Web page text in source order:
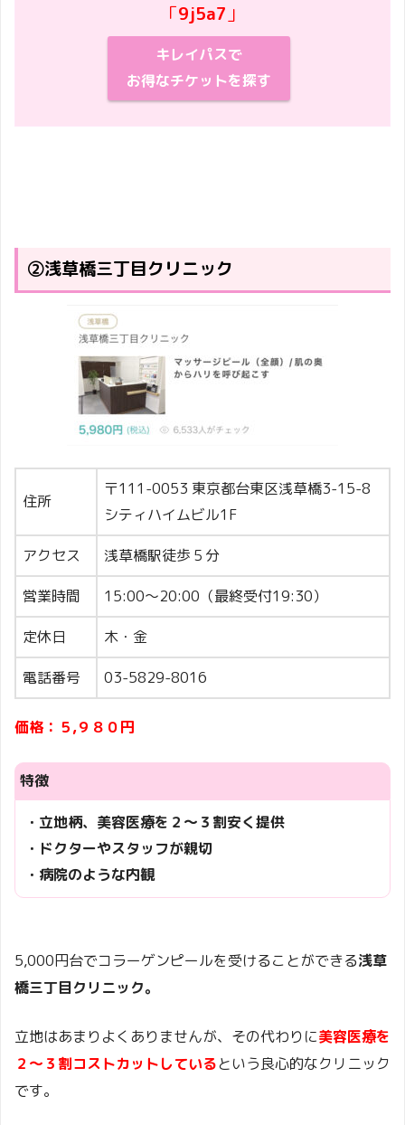
「9j5a7 」
キレイパスで
お得なチケットを探す
②浅草橋三丁目クリニック
住所
〒111-0053 東京都台東区浅草橋3-15-8
シティハイムビル1F
アクセス 浅草橋駅徒歩５分
営業時間 15:00〜20:00（最終受付19:30）
定休日 木・金
電話番号 03-5829-8016
価格：５,９８０円
特徴
・立地柄、美容医療を２〜３割安く提供
・ドクターやスタッフが親切
・病院のような内観
5,000円台でコラーゲンピールを受けることができる浅草
橋三丁目クリニック。
立地はあまりよくありませんが、その代わりに美容医療を
２〜３割コストカットしているという良心的なクリニック
です。